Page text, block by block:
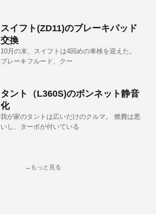
スイフト(ZD11)のブレーキパッド
交換
10月の末、スイフトは4回めの車検を迎えた。
ブレーキフルード、クー
タント（L360S)のボンネット静音
化
我が家のタントは広いだけのクルマ。 燃費は悪
いし、ターボが付いている
→もっと見る